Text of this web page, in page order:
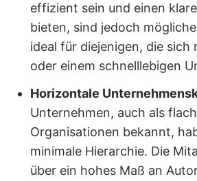
effizient sein und einen
bieten, sind jedoch
ideal für diejenigen, die sich
oder einem schnelllebigen
Horizontale
Unternehmen, auch als
Organisationen bekannt,
minimale Hierarchie. Die
über ein hohes Maß an